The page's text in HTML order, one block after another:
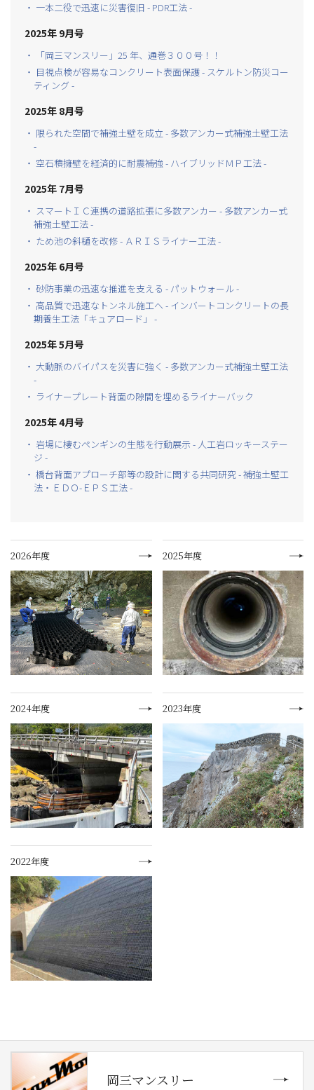
・ 一本二役で迅速に災害復旧 - PDR工法 -
2025年 9月号
・ 「岡三マンスリー」25 年、通巻３００号！！
・ 目視点検が容易なコンクリート表面保護 - スケルトン防災コー
ティング -
2025年 8月号
・ 限られた空間で補強土壁を成立 - 多数アンカー式補強土壁工法
-
・ 空石積擁壁を経済的に耐震補強 - ハイブリッドＭＰ工法 -
2025年 7月号
・ スマートＩＣ連携の道路拡張に多数アンカー - 多数アンカー式
補強土壁工法 -
・ ため池の斜樋を改修 - ＡＲＩＳライナー工法 -
2025年 6月号
・ 砂防事業の迅速な推進を支える - パットウォール -
・ 高品質で迅速なトンネル施工へ - インバートコンクリートの長
期養生工法「キュアロード」 -
2025年 5月号
・ 大動脈のバイパスを災害に強く - 多数アンカー式補強土壁工法
-
・ ライナープレート背面の隙間を埋めるライナーバック
2025年 4月号
・ 岩場に棲むペンギンの生態を行動展示 - 人工岩ロッキーステー
ジ -
・ 橋台背面アプローチ部等の設計に関する共同研究 - 補強土壁工
法・ＥＤＯ-ＥＰＳ工法 -
2026年度 2025年度
2024年度 2023年度
2022年度
岡三マンスリー